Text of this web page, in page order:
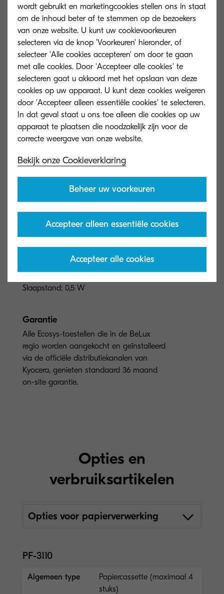
Algemeen type
Monochrome A4 multifunctional
Motorsnelheid
Tot 45 pagina’s A4 per minuut
dubbelzijdige printsnelheid: 22,5 pagina’s
kopieersnelheid: 22,5 pagina’s per minuut,
Opwarmtijd
Stroomverbruik
Kopiëren: 584,7 W Printen: 601,6W Stand-
Slaapstand: 0,5 W
Garantie
Alle Ecosys-toestellen die in de BeLux
regio worden aangekocht en geïnstalleerd
via de officiële distributiekanalen van
Kyocera, genieten standaard 36 maand
on-site garantie.
Opties en
verbruiksartikelen
Opties voor papierverwerking
PF-3110
Algemeen type
Papiercassette (maximaal 4
stuks)
wordt gebruikt en marketingcookies stellen ons in staat
om de inhoud beter af te stemmen op de bezoekers
van onze website. U kunt uw cookievoorkeuren
selecteren via de knop 'Voorkeuren' hieronder, of
selecteer 'Alle cookies accepteren' om door te gaan
met alle cookies. Door 'Accepteer alle cookies' te
selecteren gaat u akkoord met het opslaan van deze
cookies op uw apparaat. U kunt deze cookies weigeren
door 'Accepteer alleen essentiële cookies' te selecteren.
In dat geval staat u ons toe alleen die cookies op uw
apparaat te plaatsen die noodzakelijk zijn voor de
Bekijk onze Cookieverklaring
Beheer uw voorkeuren
Accepteer alleen essentiële cookies
Accepteer alle cookies